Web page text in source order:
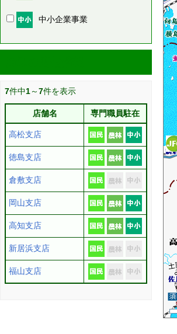
中小企業事業
7件中1～7件を表示
店舗名 専門職員駐在
高松支店
徳島支店
倉敷支店
岡山支店
高知支店
新居浜支店
福山支店